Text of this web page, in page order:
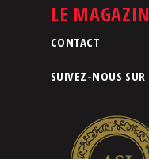
LE
CONTACT
SUIVEZ-NOUS SUR